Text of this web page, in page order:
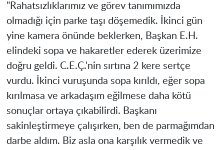
"Rahatsızlıklarımız ve görev tanımımızda
olmadığı için parke taşı döşemedik. İkinci gün
yine kamera önünde beklerken, Başkan E.H.
elindeki sopa ve hakaretler ederek üzerimize
doğru geldi. C.E.Ç.'nin sırtına 2 kere sertçe
vurdu. İkinci vuruşunda sopa kırıldı, eğer sopa
kırılmasa ve arkadaşım eğilmese daha kötü
sonuçlar ortaya çıkabilirdi. Başkanı
sakinleştirmeye çalışırken, ben de parmağımdan
darbe aldım. Biz asla ona karşılık vermedik ve